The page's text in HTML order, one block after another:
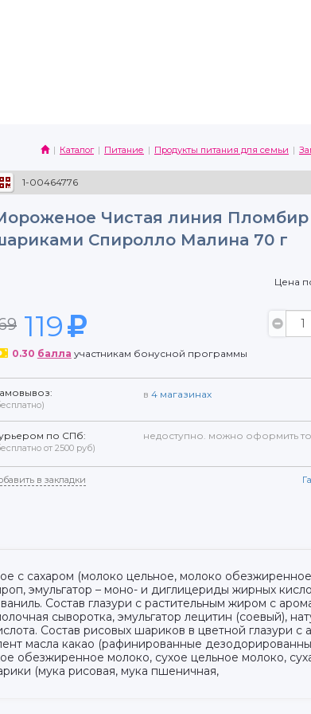
Каталог Питание Продукты питания для семьи
1-00464776
Чистая линия
Спиролло Малина 70 г
Цена
119
0.30 балла участникам бонусной программы
в 4 магазинах
по СПб:
от 2500 руб)
недоступно. можно оформить
в закладки
с сахаром (молоко цельное, молоко
эмульгатор – моно- и диглицериды жирных
Состав глазури с растительным жиром с
сыворотка, эмульгатор лецитин (соевый),
Состав рисовых шариков в цветной глазури с
масла какао (рафинированные
обезжиренное молоко, сухое цельное молоко,
(мука рисовая, мука пшеничная,